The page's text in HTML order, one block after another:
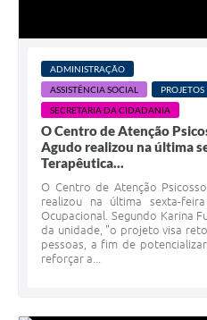
ADMINISTRAÇÃO
ASSISTÊNCIA SOCIAL
PROJETOS
SECRETARIA DA CIDADANIA
O Centro de Atenção
Agudo realizou na última
Terapêutica...
O Centro de Atenção
realizou na última sexta-
Ocupacional. Segundo Karina
da unidade, "o projeto visa
pessoas, a fim de
reforçar a...